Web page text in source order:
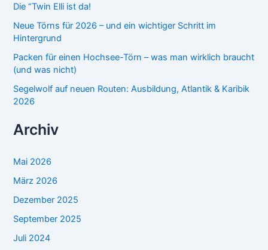
c
h
:
Die “Twin Elli ist da!
Neue Törns für 2026 – und ein wichtiger Schritt im
Hintergrund
Packen für einen Hochsee-Törn – was man wirklich braucht
(und was nicht)
Segelwolf auf neuen Routen: Ausbildung, Atlantik & Karibik
2026
Archiv
Mai 2026
März 2026
Dezember 2025
September 2025
Juli 2024